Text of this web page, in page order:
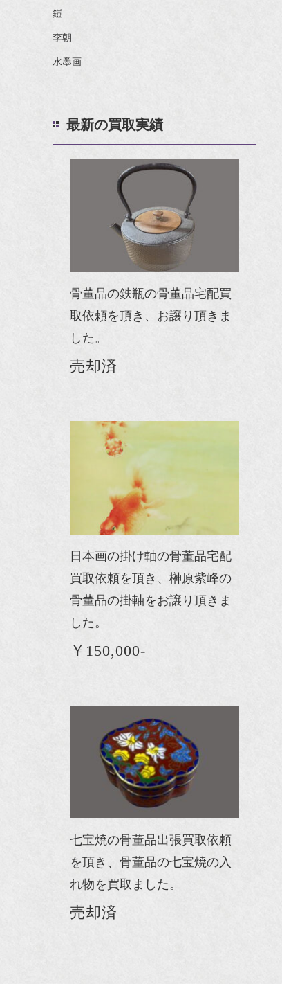
鎧
李朝
水墨画
最新の買取実績
骨董品の鉄瓶の骨董品宅配買
取依頼を頂き、お譲り頂きま
した。
売却済
日本画の掛け軸の骨董品宅配
買取依頼を頂き、榊原紫峰の
骨董品の掛軸をお譲り頂きま
した。
￥150,000-
七宝焼の骨董品出張買取依頼
を頂き、骨董品の七宝焼の入
れ物を買取ました。
売却済